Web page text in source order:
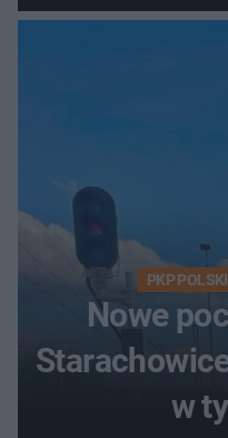
PKP
Nowe
w